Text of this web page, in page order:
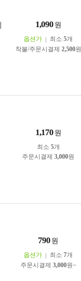
1,090 원
옵션가 최소 5개
착불/주문시결제 2,500원
1,170 원
최소 5개
주문시결제 3,000원
790 원
옵션가 최소 7개
주문시결제 3,000원~